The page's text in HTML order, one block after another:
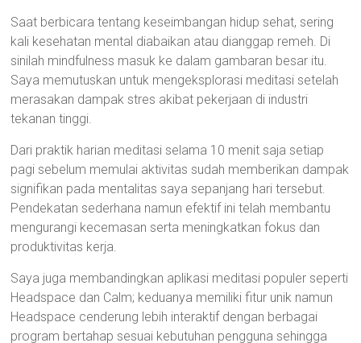
Saat berbicara tentang keseimbangan hidup sehat, sering
kali kesehatan mental diabaikan atau dianggap remeh. Di
sinilah mindfulness masuk ke dalam gambaran besar itu.
Saya memutuskan untuk mengeksplorasi meditasi setelah
merasakan dampak stres akibat pekerjaan di industri
tekanan tinggi.
Dari praktik harian meditasi selama 10 menit saja setiap
pagi sebelum memulai aktivitas sudah memberikan dampak
signifikan pada mentalitas saya sepanjang hari tersebut.
Pendekatan sederhana namun efektif ini telah membantu
mengurangi kecemasan serta meningkatkan fokus dan
produktivitas kerja.
Saya juga membandingkan aplikasi meditasi populer seperti
Headspace dan Calm; keduanya memiliki fitur unik namun
Headspace cenderung lebih interaktif dengan berbagai
program bertahap sesuai kebutuhan pengguna sehingga